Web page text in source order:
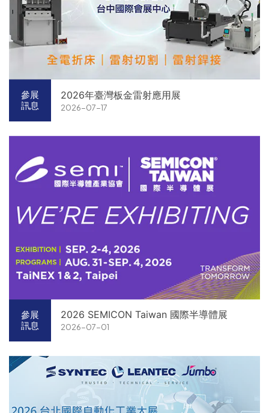
參展
訊息
2026年臺灣板金雷射應用展
2026-07-17
參展
訊息
2026 SEMICON Taiwan 國際半導體展
2026-07-01